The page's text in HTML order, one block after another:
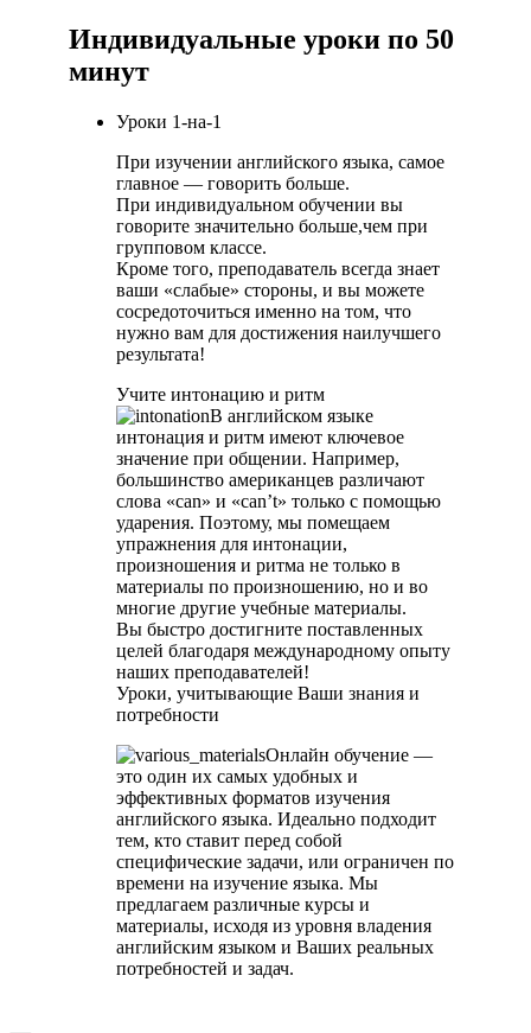
Индивидуальные уроки по 50
минут
Уроки 1-на-1
При изучении английского языка, самое
главное — говорить больше.
При индивидуальном обучении вы
говорите значительно больше,чем при
групповом классе.
Кроме того, преподаватель всегда знает
ваши «слабые» стороны, и вы можете
сосредоточиться именно на том, что
нужно вам для достижения наилучшего
результата!
Учите интонацию и ритм
В английском языке
интонация и ритм имеют ключевое
значение при общении. Например,
большинство американцев различают
слова «can» и «can’t» только с помощью
ударения. Поэтому, мы помещаем
упражнения для интонации,
произношения и ритма не только в
материалы по произношению, но и во
многие другие учебные материалы.
Вы быстро достигните поставленных
целей благодаря международному опыту
наших преподавателей!
Уроки, учитывающие Ваши знания и
потребности
Онлайн обучение —
это один их самых удобных и
эффективных форматов изучения
английского языка. Идеально подходит
тем, кто ставит перед собой
специфические задачи, или ограничен по
времени на изучение языка. Мы
предлагаем различные курсы и
материалы, исходя из уровня владения
английским языком и Ваших реальных
потребностей и задач.